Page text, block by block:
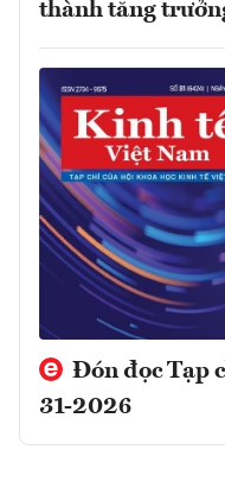
thành tăng
Đón đọc Tạp
31-2026